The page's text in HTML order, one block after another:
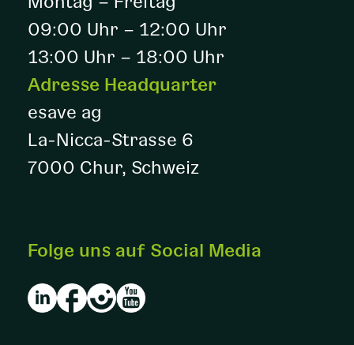
09:00 Uhr – 12:00 Uhr
13:00 Uhr – 18:00 Uhr
Adresse Headquarter
esave ag
La-Nicca-Strasse 6
7000 Chur, Schweiz
Folge uns auf Social Media